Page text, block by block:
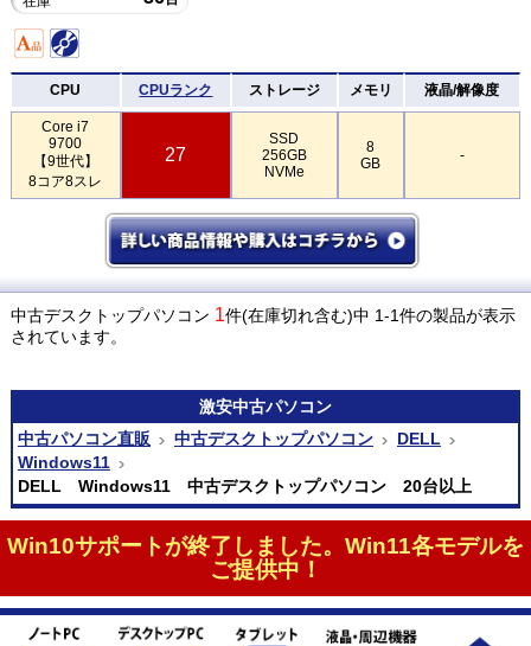
CPU CPUランク ストレージ メモリ 液晶/解像度
Core i7
9700
【9世代】
8コア8スレ
27
SSD
256GB
NVMe
8
GB
-
中古デスクトップパソコン 1件(在庫切れ含む)中 1-1件の製品が表示
されています。
激安中古パソコン
中古パソコン直販
中古デスクトップパソコン
DELL
Windows11
DELL Windows11 中古デスクトップパソコン 20台以上
Win10サポートが終了しました。Win11各モデルを
ご提供中！